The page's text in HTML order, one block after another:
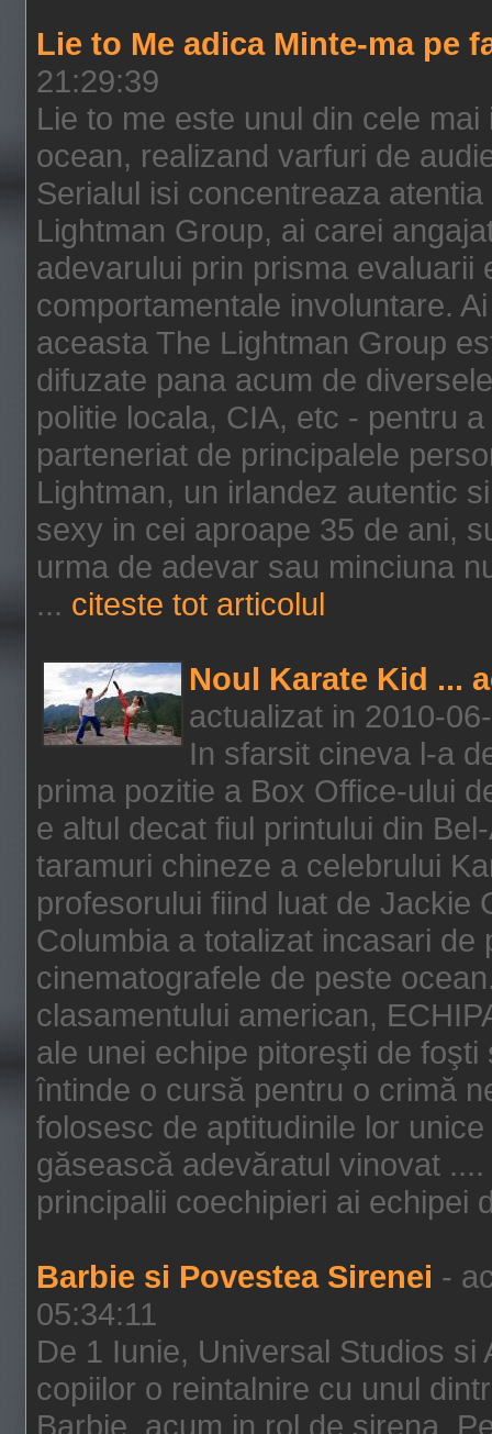
Lie to Me adica Minte-ma pe
21:29:39
Lie to me este unul din cele
ocean, realizand varfuri de
Serialul isi concentreaza
Lightman Group, ai carei
adevarului prin prisma evaluarii
comportamentale involuntare.
aceasta The Lightman Group
difuzate pana acum de
politie locala, CIA, etc - pentru
parteneriat de principalele
Lightman, un irlandez autentic
sexy in cei aproape 35 de ani,
urma de adevar sau minciuna
... citeste tot articolul
Noul Karate Kid ...
actualizat in 2010-
In sfarsit cineva l-a
prima pozitie a Box Office-ului
e altul decat fiul printului din
taramuri chineze a celebrului
profesorului fiind luat de Jackie
Columbia a totalizat incasari
cinematografele de peste
clasamentului american,
ale unei echipe pitoreşti de
întinde o cursă pentru o crimă
folosesc de aptitudinile lor
găsească adevăratul vinovat
principalii coechipieri ai echipei
Barbie si Povestea Sirenei -
05:34:11
De 1 Iunie, Universal Studios si
copiilor o reintalnire cu unul
Barbie, acum in rol de sirena.